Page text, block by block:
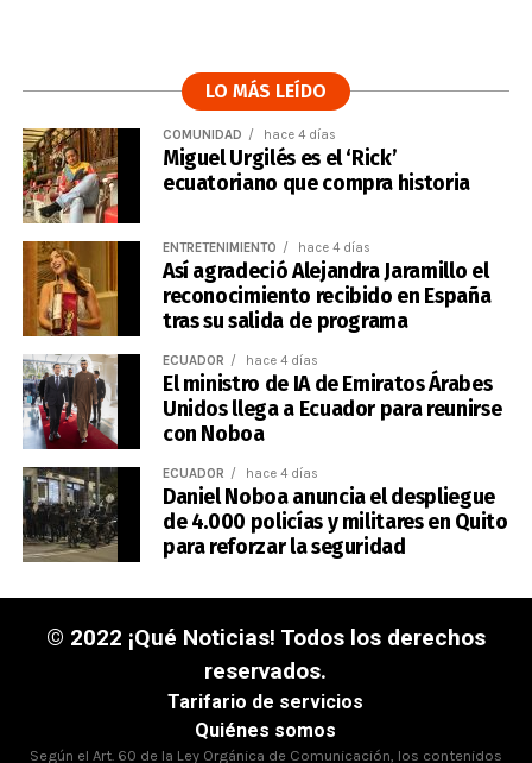
LO MÁS LEÍDO
COMUNIDAD hace 4 días
Miguel Urgilés es el ‘Rick’
ecuatoriano que compra historia
ENTRETENIMIENTO hace 4 días
Así agradeció Alejandra Jaramillo el
reconocimiento recibido en España
tras su salida de programa
ECUADOR hace 4 días
El ministro de IA de Emiratos Árabes
Unidos llega a Ecuador para reunirse
con Noboa
ECUADOR hace 4 días
Daniel Noboa anuncia el despliegue
de 4.000 policías y militares en Quito
para reforzar la seguridad
© 2022 ¡Qué Noticias! Todos los derechos
reservados.
Tarifario de servicios
Quiénes somos
Según el Art. 60 de la Ley Orgánica de Comunicación, los contenidos